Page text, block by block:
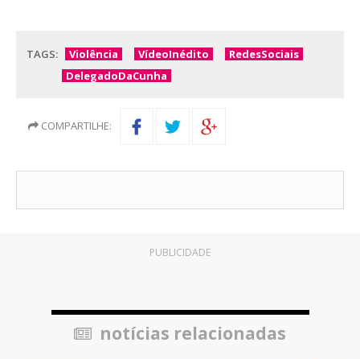
TAGS: Violência VídeoInédito
RedesSociais
DelegadoDaCunha
COMPARTILHE:
PUBLICIDADE
notícias relacionadas